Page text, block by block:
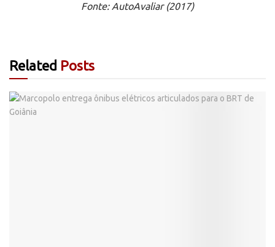
Fonte: AutoAvaliar (2017)
Related Posts